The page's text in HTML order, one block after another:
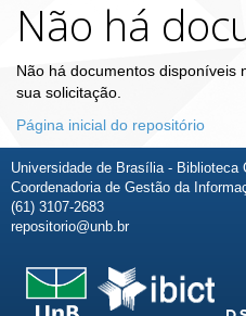
Não há
Não há documentos disponíveis
sua solicitação.
Página inicial do repositório
Universidade de Brasília - Biblioteca
Coordenadoria de Gestão da
(61) 3107-2683
repositorio@unb.br